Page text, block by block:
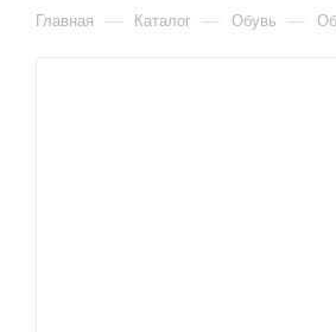
Главная — Каталог — Обувь —